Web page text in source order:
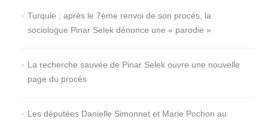
Turquie : après le 7ème renvoi de son procès, la
sociologue Pinar Selek dénonce une « parodie »
La recherche sauvée de Pinar Selek ouvre une nouvelle
page du procès
Les députées Danielle Simonnet et Marie Pochon au